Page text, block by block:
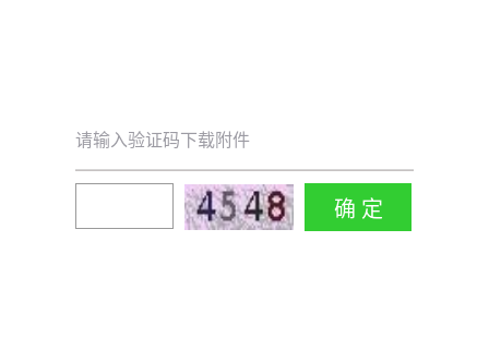
请输入验证码下载附件